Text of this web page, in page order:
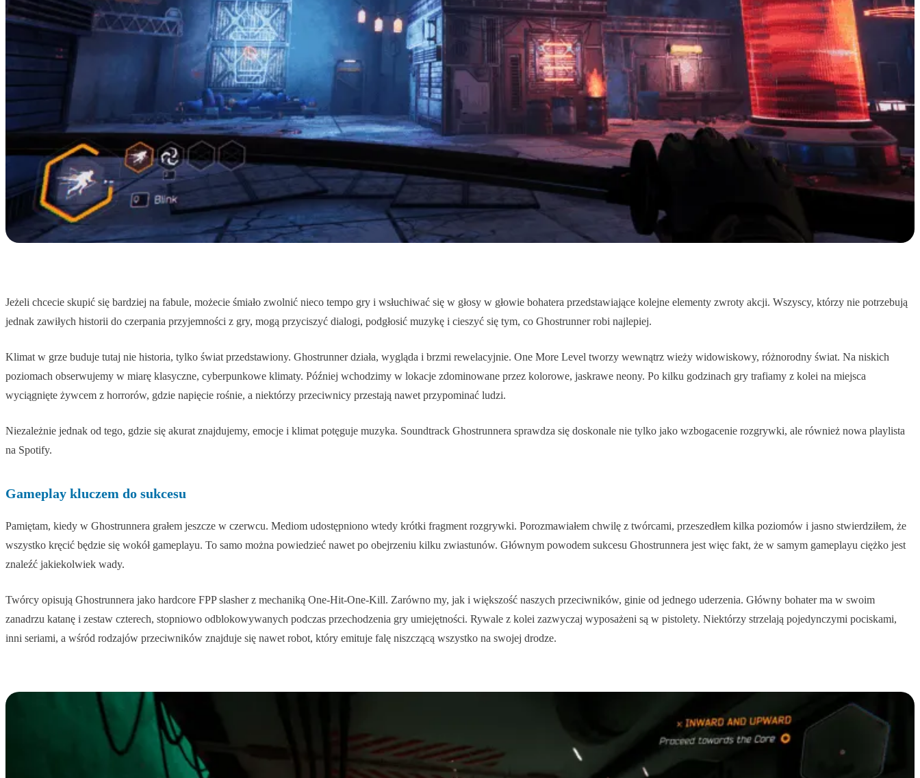
Jeżeli chcecie skupić się bardziej na fabule, możecie śmiało zwolnić nieco tempo gry i wsłuchiwać się w głosy w głowie bohatera przedstawiające kolejne elementy zwroty akcji. Wszyscy, którzy nie potrzebują
jednak zawiłych historii do czerpania przyjemności z gry, mogą przyciszyć dialogi, podgłosić muzykę i cieszyć się tym, co Ghostrunner robi najlepiej.
Klimat w grze buduje tutaj nie historia, tylko świat przedstawiony. Ghostrunner działa, wygląda i brzmi rewelacyjnie. One More Level tworzy wewnątrz wieży widowiskowy, różnorodny świat. Na niskich
poziomach obserwujemy w miarę klasyczne, cyberpunkowe klimaty. Później wchodzimy w lokacje zdominowane przez kolorowe, jaskrawe neony. Po kilku godzinach gry trafiamy z kolei na miejsca
wyciągnięte żywcem z horrorów, gdzie napięcie rośnie, a niektórzy przeciwnicy przestają nawet przypominać ludzi.
Niezależnie jednak od tego, gdzie się akurat znajdujemy, emocje i klimat potęguje muzyka. Soundtrack Ghostrunnera sprawdza się doskonale nie tylko jako wzbogacenie rozgrywki, ale również nowa playlista
na Spotify.
Gameplay kluczem do sukcesu
Pamiętam, kiedy w Ghostrunnera grałem jeszcze w czerwcu. Mediom udostępniono wtedy krótki fragment rozgrywki. Porozmawiałem chwilę z twórcami, przeszedłem kilka poziomów i jasno stwierdziłem, że
wszystko kręcić będzie się wokół gameplayu. To samo można powiedzieć nawet po obejrzeniu kilku zwiastunów. Głównym powodem sukcesu Ghostrunnera jest więc fakt, że w samym gameplayu ciężko jest
znaleźć jakiekolwiek wady.
Twórcy opisują Ghostrunnera jako hardcore FPP slasher z mechaniką One-Hit-One-Kill. Zarówno my, jak i większość naszych przeciwników, ginie od jednego uderzenia. Główny bohater ma w swoim
zanadrzu katanę i zestaw czterech, stopniowo odblokowywanych podczas przechodzenia gry umiejętności. Rywale z kolei zazwyczaj wyposażeni są w pistolety. Niektórzy strzelają pojedynczymi pociskami,
inni seriami, a wśród rodzajów przeciwników znajduje się nawet robot, który emituje falę niszczącą wszystko na swojej drodze.